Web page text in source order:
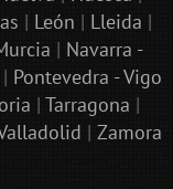
| León | Lleida |
| Navarra -
| Pontevedra - Vigo
| Tarragona |
| Zamora